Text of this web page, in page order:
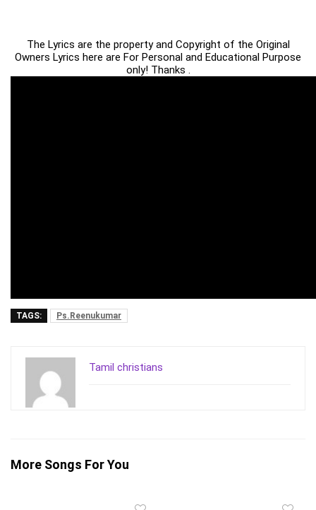
The Lyrics are the property and Copyright of the Original
Owners Lyrics here are For Personal and Educational Purpose
only! Thanks .
TAGS: Ps.Reenukumar
Tamil christians
More Songs For You